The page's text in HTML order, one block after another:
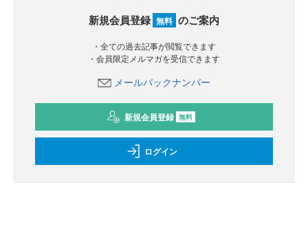
新規会員登録 無料 のご案内
・全ての過去記事が閲覧できます
・会員限定メルマガを受信できます
メールバックナンバー
新規会員登録 無料
ログイン